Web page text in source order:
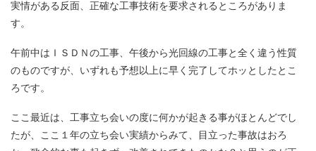
実情がある反面、正確な工事技術を要求されるところがありま
す。
午前中はＩＳＤＮの工事、午後から光回線の工事と全く違う性質
のものですが、いずれも予想以上に早く完了してホッとしたとこ
ろです。
ここ最近は、工事立ち会いの度に何かが起きる事がほとんどでし
たが、ここ１年の立ち会い実績からみて、目立った事故はおろ